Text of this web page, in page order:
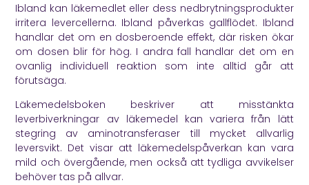
Ibland kan läkemedlet eller dess nedbrytningsprodukter
irritera levercellerna. Ibland påverkas gallflödet. Ibland
handlar det om en dosberoende effekt, där risken ökar
om dosen blir för hög. I andra fall handlar det om en
ovanlig individuell reaktion som inte alltid går att
förutsäga.
Läkemedelsboken beskriver att misstänkta
leverbiverkningar av läkemedel kan variera från lätt
stegring av aminotransferaser till mycket allvarlig
leversvikt. Det visar att läkemedelspåverkan kan vara
mild och övergående, men också att tydliga avvikelser
behöver tas på allvar.